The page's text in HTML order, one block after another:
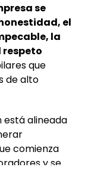
se
el
la
que
de alto
está alineada
comienza
y se